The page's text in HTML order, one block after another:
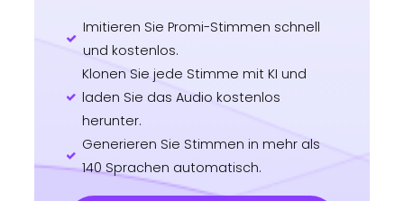
Imitieren Sie Promi-Stimmen schnell
und kostenlos.
Klonen Sie jede Stimme mit KI und
laden Sie das Audio kostenlos
herunter.
Generieren Sie Stimmen in mehr als
140 Sprachen automatisch.